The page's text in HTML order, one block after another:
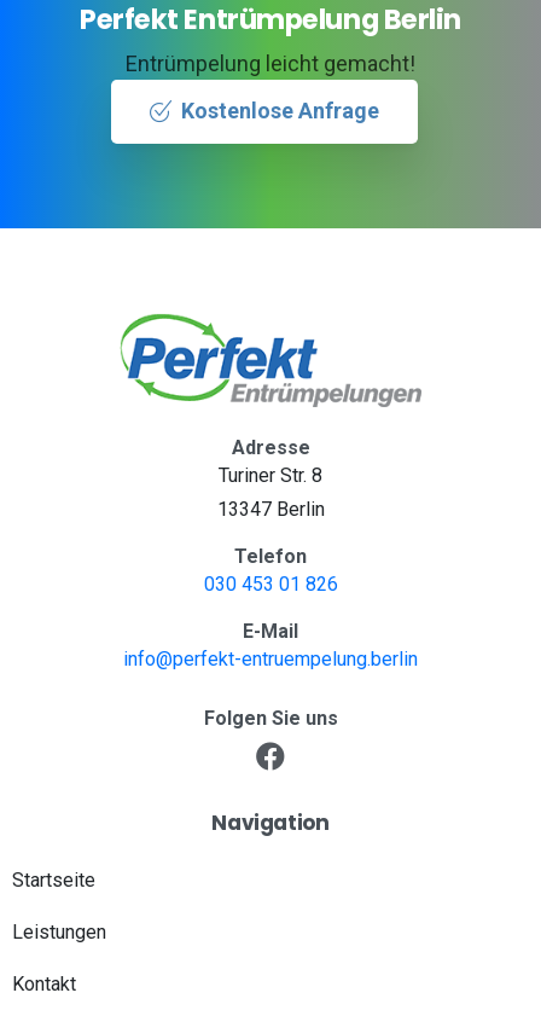
Perfekt Entrümpelung Berlin
Entrümpelung leicht gemacht!
Kostenlose Anfrage
Adresse
Turiner Str. 8
13347 Berlin
Telefon
030 453 01 826
E-Mail
info@perfekt-entruempelung.berlin
Folgen Sie uns
Navigation
Startseite
Leistungen
Kontakt